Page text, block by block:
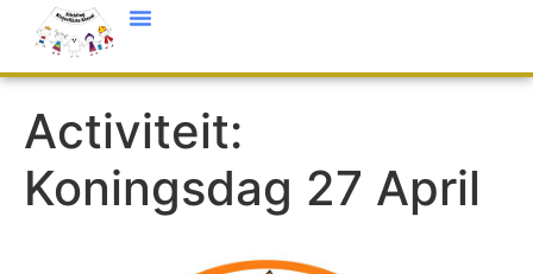
Activiteit:
Koningsdag 27 April